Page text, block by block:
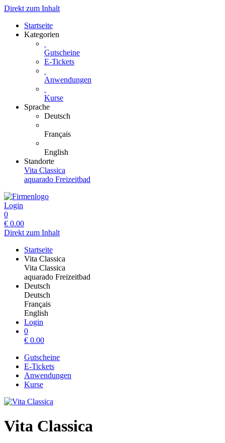
Direkt zum Inhalt
Startseite
Kategorien
Gutscheine
E-Tickets
Anwendungen
Kurse
Sprache
Deutsch
Français
English
Standorte
Vita Classica
aquarado Freizeitbad
Login
0
€ 0.00
Direkt zum Inhalt
Startseite
Vita Classica
Vita Classica
aquarado Freizeitbad
Deutsch
Deutsch
Français
English
Login
0
€ 0.00
Gutscheine
E-Tickets
Anwendungen
Kurse
Vita Classica